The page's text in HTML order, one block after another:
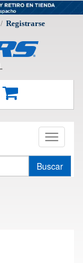
/ Registrarse
Toggle
Buscar